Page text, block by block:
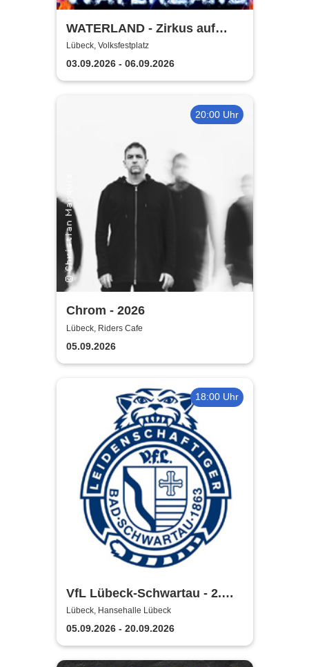
WATERLAND - Zirkus auf
dem Wasser | Lübeck
Lübeck, Volksfestplatz
03.09.2026 - 06.09.2026
20:00 Uhr
Chrom - 2026
Lübeck, Riders Cafe
05.09.2026
18:00 Uhr
VfL Lübeck-Schwartau - 2.
Handball Bundesliga Saison
2026/2027
Lübeck, Hansehalle Lübeck
05.09.2026 - 20.09.2026